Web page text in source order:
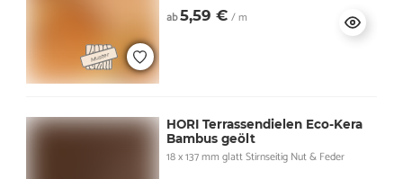
ab5,59 € / m
HORI Terrassendielen Eco-Kera
Bambus geölt
18 x 137 mm glatt Stirnseitig Nut & Feder